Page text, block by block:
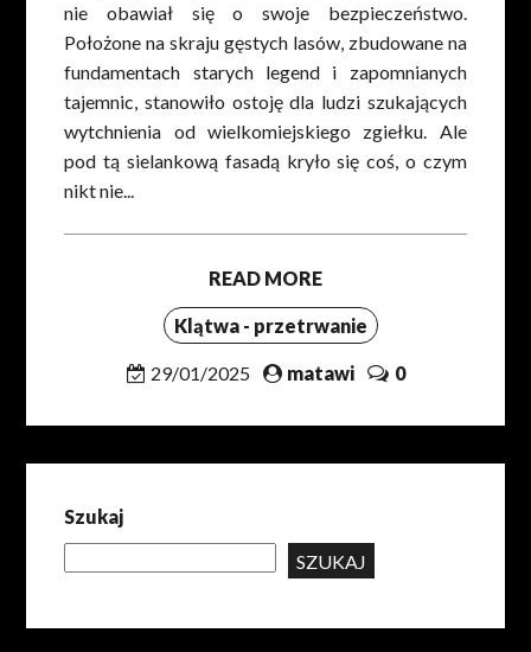
nie obawiał się o swoje bezpieczeństwo.
Położone na skraju gęstych lasów, zbudowane na
fundamentach starych legend i zapomnianych
tajemnic, stanowiło ostoję dla ludzi szukających
wytchnienia od wielkomiejskiego zgiełku. Ale
pod tą sielankową fasadą kryło się coś, o czym
nikt nie...
READ MORE
Klątwa - przetrwanie
29/01/2025 matawi 0
Szukaj
SZUKAJ